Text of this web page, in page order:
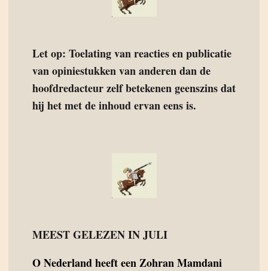
Let op: Toelating van reacties en publicatie
van opiniestukken van anderen dan de
hoofdredacteur zelf betekenen geenszins dat
hij het met de inhoud ervan eens is.
MEEST GELEZEN IN JULI
ONederland heeft een Zohran Mamdani